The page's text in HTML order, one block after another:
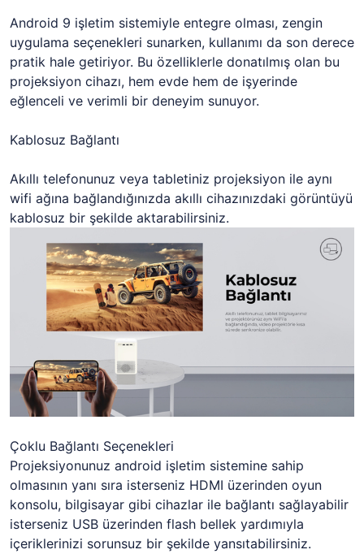
Android 9 işletim sistemiyle entegre olması, zengin
uygulama seçenekleri sunarken, kullanımı da son derece
pratik hale getiriyor. Bu özelliklerle donatılmış olan bu
projeksiyon cihazı, hem evde hem de işyerinde
eğlenceli ve verimli bir deneyim sunuyor.
Kablosuz Bağlantı
Akıllı telefonunuz veya tabletiniz projeksiyon ile aynı
wifi ağına bağlandığınızda akıllı cihazınızdaki görüntüyü
kablosuz bir şekilde aktarabilirsiniz.
Çoklu Bağlantı Seçenekleri
Projeksiyonunuz android işletim sistemine sahip
olmasının yanı sıra isterseniz HDMI üzerinden oyun
konsolu, bilgisayar gibi cihazlar ile bağlantı sağlayabilir
isterseniz USB üzerinden flash bellek yardımıyla
içeriklerinizi sorunsuz bir şekilde yansıtabilirsiniz.